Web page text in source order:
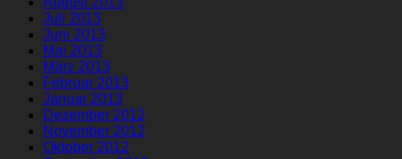
Juli 2013
Juni 2013
Mai 2013
März 2013
Februar 2013
Januar 2013
Dezember 2012
November 2012
Oktober 2012